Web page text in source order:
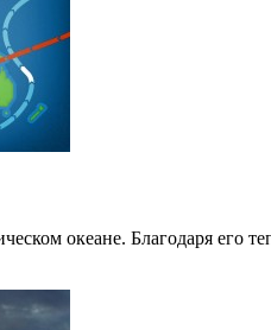
океане. Благодаря его